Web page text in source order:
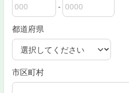
郵便番号の上3桁
-
郵便番号の下4桁
都道府県
市区町村